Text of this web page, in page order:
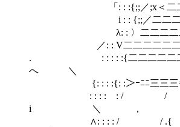
「: : :{;;／;x＜二二二
i : : {;;／二二二二二二
λ: : 〉二二二二二二
／: : V二二二二二二二
. : : : : :{二二二二二二二
へ ＼
{: : : :{: :＞ｰﾆﾆ三三三
: : : :ゝ:
i ＼ ，
∧: : : : / /